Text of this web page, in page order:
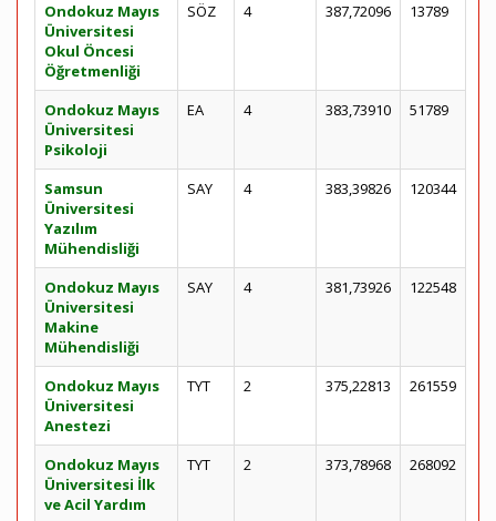
Ondokuz Mayıs
Üniversitesi
Okul Öncesi
Öğretmenliği
SÖZ 4 387,72096 13789
Ondokuz Mayıs
Üniversitesi
Psikoloji
EA 4 383,73910 51789
Samsun
Üniversitesi
Yazılım
Mühendisliği
SAY 4 383,39826 120344
Ondokuz Mayıs
Üniversitesi
Makine
Mühendisliği
SAY 4 381,73926 122548
Ondokuz Mayıs
Üniversitesi
Anestezi
TYT 2 375,22813 261559
Ondokuz Mayıs
Üniversitesi İlk
ve Acil Yardım
TYT 2 373,78968 268092